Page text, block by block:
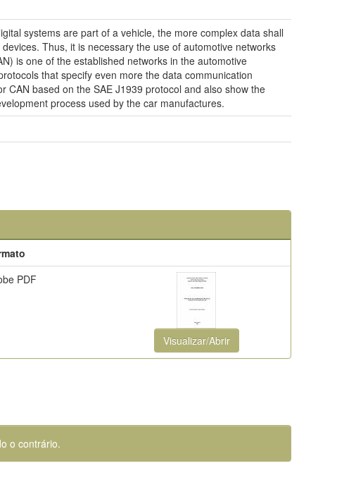
systems are part of a vehicle, the more complex data shall
Thus, it is necessary the use of automotive networks
is one of the established networks in the automotive
that specify even more the data communication
based on the SAE J1939 protocol and also show the
process used by the car manufactures.
PDF
Visualizar/Abrir
o contrário.